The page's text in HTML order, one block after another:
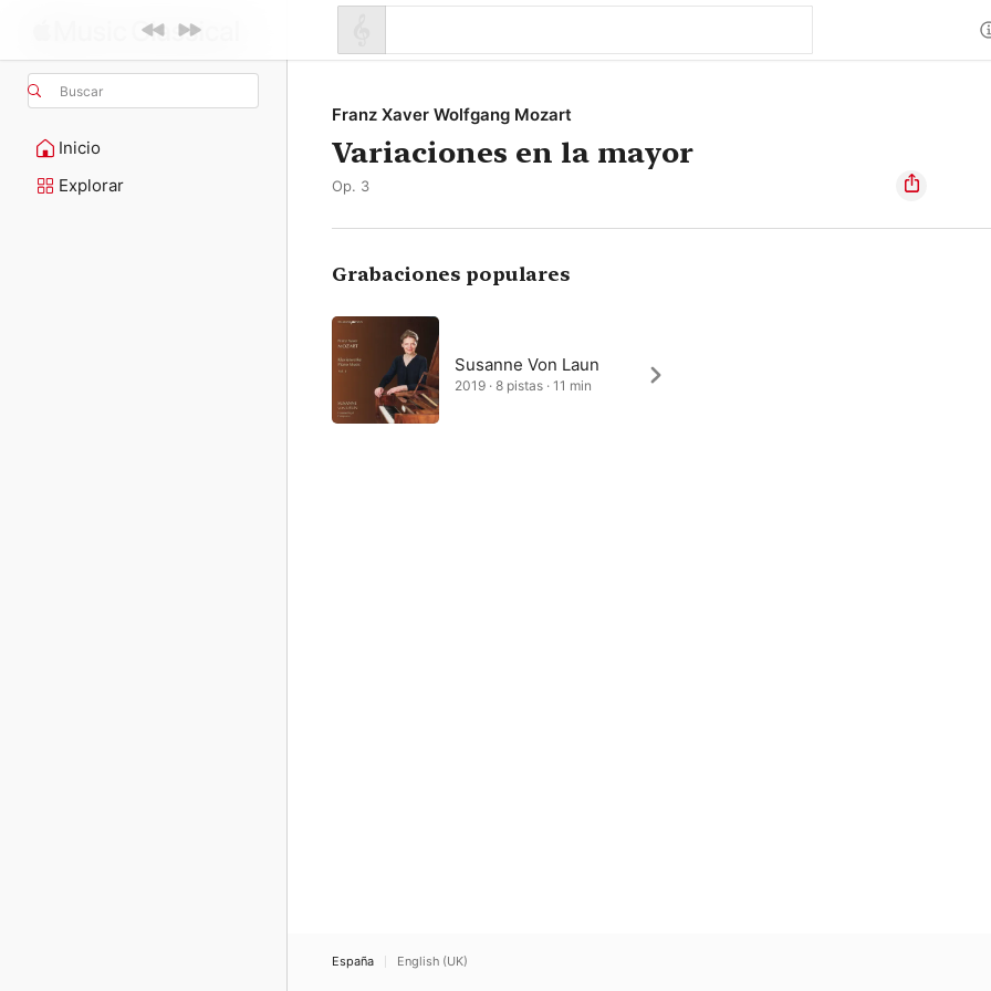
Buscar
Inicio
Explorar
Franz Xaver Wolfgang Mozart
Variaciones en la mayor
Op. 3
Grabaciones populares
Susanne Von Laun
2019 · 8 pistas · 11 min
España English (UK)